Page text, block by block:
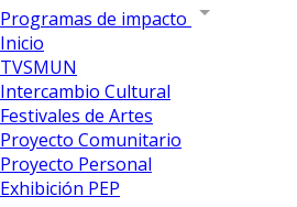
Programas de impacto
Inicio
TVSMUN
Intercambio Cultural
Festivales de Artes
Proyecto Comunitario
Proyecto Personal
Exhibición PEP